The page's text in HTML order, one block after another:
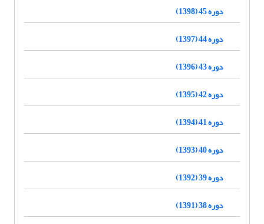
دوره 45 (1398)
دوره 44 (1397)
دوره 43 (1396)
دوره 42 (1395)
دوره 41 (1394)
دوره 40 (1393)
دوره 39 (1392)
دوره 38 (1391)